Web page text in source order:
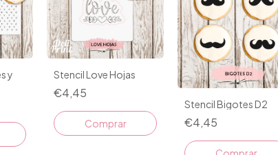
y
Stencil Love Hojas
€4,45
Comprar
Stencil Bigotes D2
€4,45